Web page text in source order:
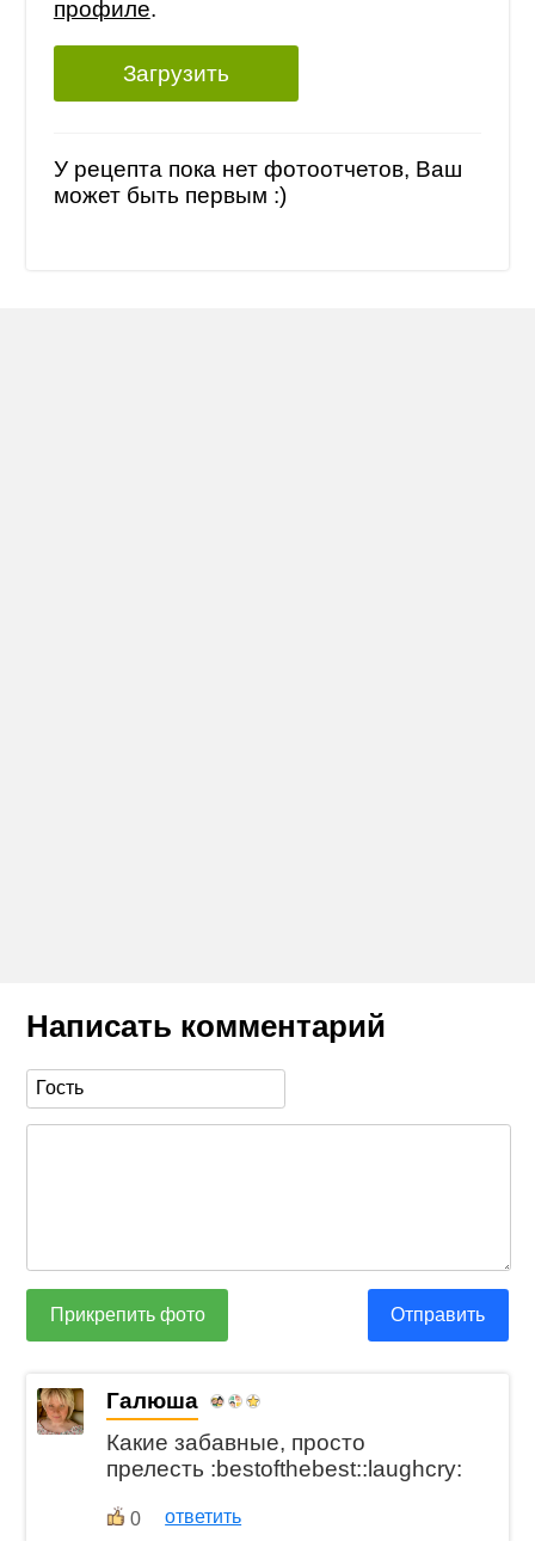
профиле.
Загрузить
У рецепта пока нет фотоотчетов, Ваш
может быть первым :)
Написать комментарий
Прикрепить фото Отправить
Галюша
Какие забавные, просто
прелесть :bestofthebest::laughcry:
0 ответить